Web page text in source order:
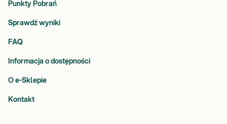
Punkty Pobrań
Sprawdź wyniki
FAQ
Informacja o dostępności
O e-Sklepie
Kontakt